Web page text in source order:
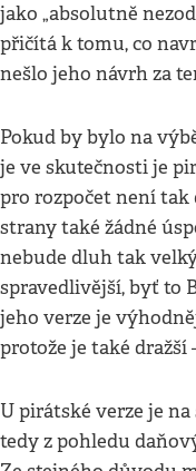
jako „absolutně
přičítá k tomu, co
nešlo jeho návrh za
Pokud by bylo na
je ve skutečnosti je
pro rozpočet není tak
strany také žádné
nebude dluh tak
spravedlivější, byť to
jeho verze je
protože je také dražší
U pirátské verze je
tedy z pohledu